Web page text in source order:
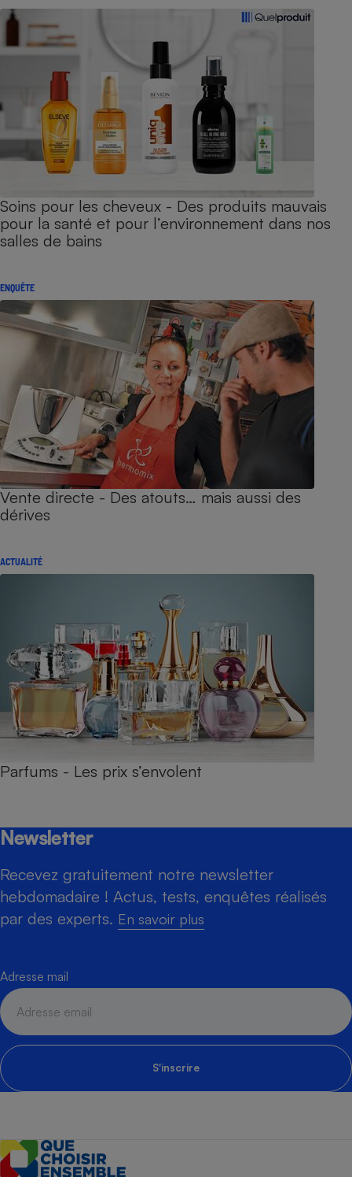
Soins pour les cheveux - Des produits mauvais
pour la santé et pour l’environnement dans nos
salles de bains
ENQUÊTE
Vente directe - Des atouts… mais aussi des
dérives
ACTUALITÉ
Parfums - Les prix s’envolent
Newsletter
Recevez gratuitement notre newsletter
hebdomadaire ! Actus, tests, enquêtes réalisés
par des experts. En savoir plus
Adresse mail
S'inscrire